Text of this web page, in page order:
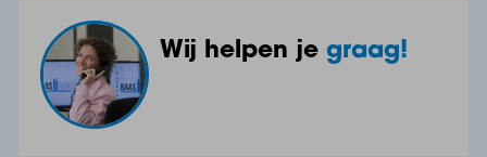
balkon.
Slaapkamer III, v.v. houten vloer gedekt met laminaat,
deels behangen + houten lambrisering wanden en
Wij helpen je graag!